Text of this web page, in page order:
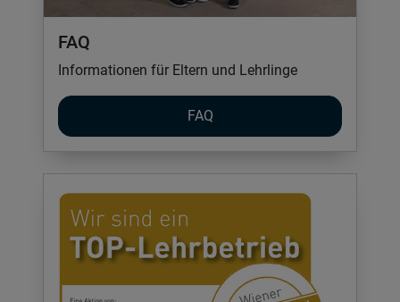
FAQ
Informationen für Eltern und Lehrlinge
FAQ